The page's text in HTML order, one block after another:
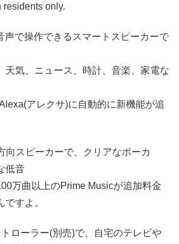
residents only.
声で操作できるスマートスピーカーで
天気、ニュース、時計、音楽、家電な
アレクサ)に自動的に新機能が追
向スピーカーで、クリアなボーカ
低音
万曲以上のPrime Musicが追加料金
すよ。
ローラー(別売)で、自宅のテレビや